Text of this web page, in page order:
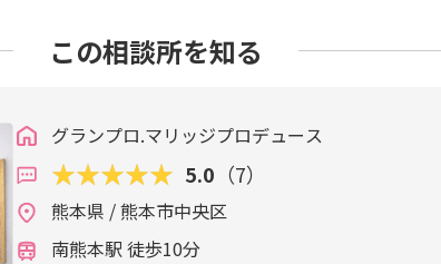
この相談所を知る
グランプロ.マリッジプロデュース
5.0 （7）
熊本県 / 熊本市中央区
南熊本駅 徒歩10分